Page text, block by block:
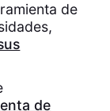
de
de